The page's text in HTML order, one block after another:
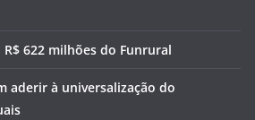
622 milhões do Funrural
aderir à universalização do